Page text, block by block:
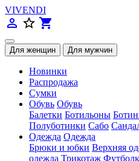
VIVENDI
person_outline star_border shopping_cart
Новинки
Распродажа
Сумки
Обувь Обувь
Балетки Ботильоны
Полуботинки Сабо
Одежда Одежда
Брюки и юбки Верхняя
одежда Трикотаж